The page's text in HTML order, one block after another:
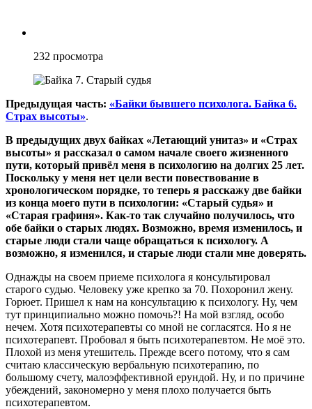
232 просмотра
Предыдущая часть: «Байки бывшего психолога. Байка 6.
Страх высоты».
В предыдущих двух байках «Летающий унитаз» и «Страх
высоты» я рассказал о самом начале своего жизненного
пути, который привёл меня в психологию на долгих 25 лет.
Поскольку у меня нет цели вести повествование в
хронологическом порядке, то теперь я расскажу две байки
из конца моего пути в психологии: «Старый судья» и
«Старая графиня». Как-то так случайно получилось, что
обе байки о старых людях. Возможно, время изменилось, и
старые люди стали чаще обращаться к психологу. А
возможно, я изменился, и старые люди стали мне доверять.
Однажды на своем приеме психолога я консультировал
старого судью. Человеку уже крепко за 70. Похоронил жену.
Горюет. Пришел к нам на консультацию к психологу. Ну, чем
тут принципиально можно помочь?! На мой взгляд, особо
нечем. Хотя психотерапевты со мной не согласятся. Но я не
психотерапевт. Пробовал я быть психотерапевтом. Не моё это.
Плохой из меня утешитель. Прежде всего потому, что я сам
считаю классическую вербальную психотерапию, по
большому счету, малоэффективной ерундой. Ну, и по причине
убеждений, закономерно у меня плохо получается быть
психотерапевтом.